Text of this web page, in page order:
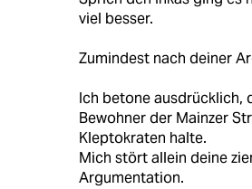
viel besser.
Zumindest nach deiner
Ich betone ausdrücklich,
Bewohner der Mainzer
Kleptokraten halte.
Mich stört allein deine
Argumentation.